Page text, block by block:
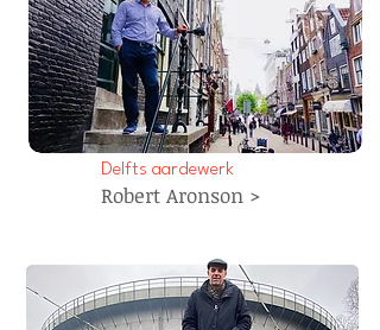
Delfts aardewerk
Robert Aronson >